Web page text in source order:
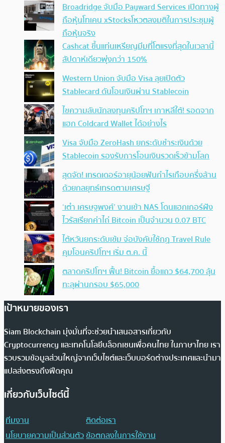
Broadridge จับมือ Payward Services เปิดทางผู้
ถือหุ้นโทเคน xStocksโหวตลงมติในการประชุมผู้
ถือหุ้นจริง
Cashcat ขึ้นแท่นเหรียญมีมที่โตแรงที่สุดในเวลานี้
สัปดาห์เดียวพุ่งกว่า 150%
Western Union จับมือ Visa ลุยเปิดตัว
Stablecard ดันโอนเงินผ่าน Stablecoin
ไขความลับนักลงทุนคริปโทฯ เกาหลีใต้! รอดจาก
แฮก Coldcard Wallet ได้อย่างไร
Visa จับมือ ZeroHash ยกระดับชำระเงินด้วย
Stablecoin รองรับการโอนเงินรวดเร็วข้ามโลก
สุดจัด! เทรดเดอร์อายุน้อยฟันกำไรเกือบครึ่งล้าน
ด้วยกลยุทธ์เทรดตามเศรษฐี
‘เต๋า เศรษฐพงศ์’ งานเข้า NAS โดนแฮกเกอร์ฝัง
ไวรัสเรียกค่าไถ่ Bitcoin เป็นจำนวน 0.07 BTC
ไต้หวันยกระดับเข้ม จ่อบังคับใช้กฏ Travel Rule
คุมโอนคริปโทฯ เริ่ม ต.ค. นี้
ตลาดคริปโทฯ ฟื้น! Bitcoin ยื้อแถว $64,700 ลุ้น
ทะลุผ่านกรอบ $65,000
เป้าหมายของเรา
Siam Blockchain มุ่งมั่นที่จะช่วยนำเสนอสารเกี่ยวกับ
Cryptocurrency และเทคโนโลยีบล็อกเชนเพื่อคนไทย ในภาษาไทย เรา
รวบรวมข้อมูลส่วนใหญ่จากเว็บไซต์และเว็บบอร์ดต่างประเทศและนำมา
แปลส่งตรงถึงฟีดคุณ
เกี่ยวกับเว็บไซต์นี้
ทีมงาน
ติดต่อเรา
นโยบายความเป็นส่วนตัวข้อตกลงในการใช้งาน